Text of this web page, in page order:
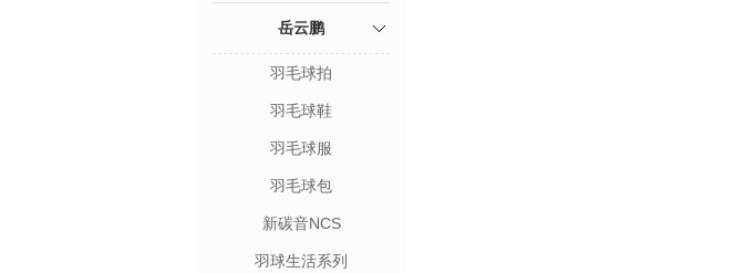
岳云鹏
羽毛球拍
羽毛球鞋
羽毛球服
羽毛球包
新碳音NCS
羽球生活系列